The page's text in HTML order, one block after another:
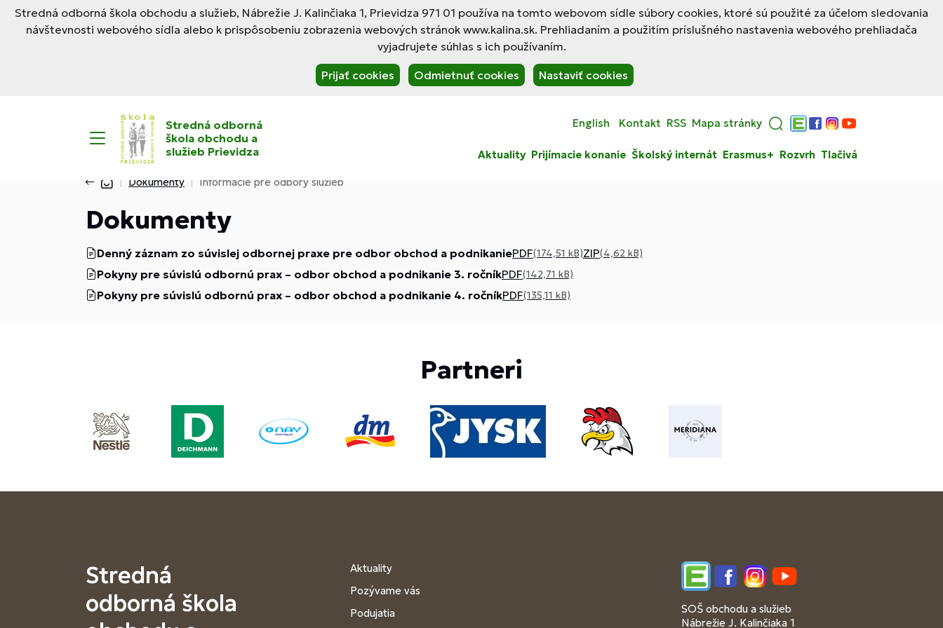
Stredná odborná škola obchodu a služieb, Nábrežie J. Kalinčiaka 1, Prievidza 971 01 používa na tomto webovom sídle súbory cookies, ktoré sú použité za účelom sledovania
návštevnosti webového sídla alebo k prispôsobeniu zobrazenia webových stránok www.kalina.sk. Prehliadaním a použitím príslušného nastavenia webového prehliadača
vyjadrujete súhlas s ich používaním.
Prijať cookies Odmietnuť cookies Nastaviť cookies
Stredná odborná
škola obchodu a
služieb Prievidza
English Kontakt RSS Mapa stránky
Edupage
Facebook
Instagram
YouTube
Aktuality Prijímacie konanie Školský internát Erasmus+ Rozvrh Tlačivá
Dokumenty Informácie pre odbory služieb
Dokumenty
Denný záznam zo súvislej odbornej praxe pre odbor obchod a podnikaniePDF(174,51 kB)ZIP(4,62 kB)
Pokyny pre súvislú odbornú prax – odbor obchod a podnikanie 3. ročníkPDF(142,71 kB)
Pokyny pre súvislú odbornú prax – odbor obchod a podnikanie 4. ročníkPDF(135,11 kB)
Partneri
Stredná
odborná škola
Aktuality
Pozývame vás
Podujatia
EdupageFacebookInstagramYouTube
SOŠ obchodu a služieb
Nábrežie J. Kalinčiaka 1